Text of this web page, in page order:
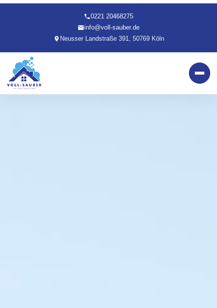
0221 20468275
info@voll-sauber.de
Neusser Landstraße 391, 50769 Köln